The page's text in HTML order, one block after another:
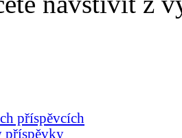
příspěvcích
příspěvky